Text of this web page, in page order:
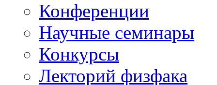
Конференции
Научные семинары
Конкурсы
Лекторий физфака